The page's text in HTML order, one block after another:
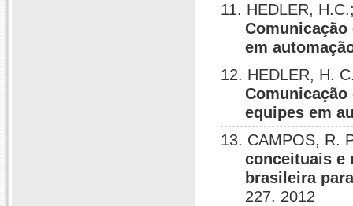
11. HEDLER,
em
12. HEDLER, H.
equipes em
13. CAMPOS, R.
conceituais e
brasileira
227. 2012